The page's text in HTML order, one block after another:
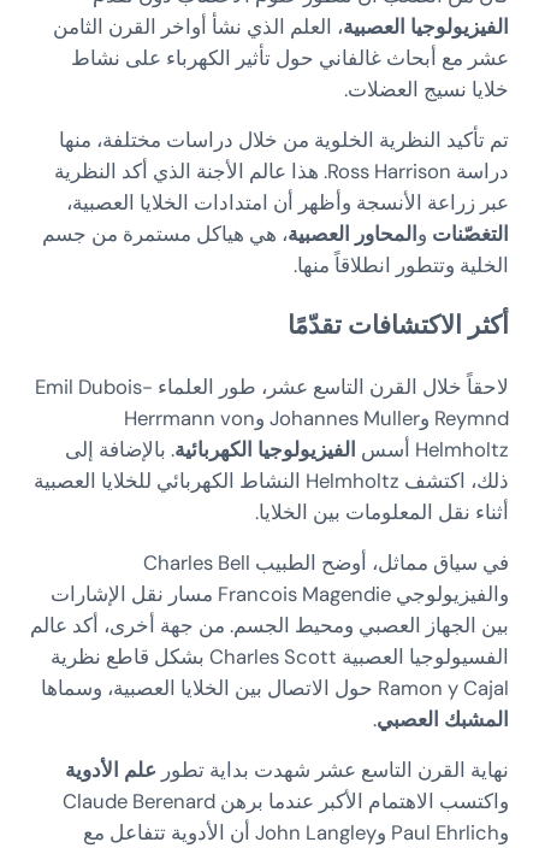
الفيزيولوجيا العصبية، العلم الذي نشأ أواخر القرن الثامن
عشر مع أبحاث غالفاني حول تأثير الكهرباء على نشاط
خلايا نسيج العضلات.
تم تأكيد النظرية الخلوية من خلال دراسات مختلفة، منها
دراسة Ross Harrison. هذا عالم الأجنة الذي أكد النظرية
عبر زراعة الأنسجة وأظهر أن امتدادات الخلايا العصبية،
التغصّنات والمحاور العصبية، هي هياكل مستمرة من جسم
الخلية وتتطور انطلاقاً منها.
أكثر الاكتشافات تقدّمًا
لاحقاً خلال القرن التاسع عشر، طور العلماء Emil Dubois-
Reymnd وJohannes Muller وHerrmann von
Helmholtz أسس
الفيزيولوجيا الكهربائية. بالإضافة إلى
ذلك، اكتشف Helmholtz النشاط الكهربائي للخلايا العصبية
أثناء نقل المعلومات بين الخلايا.
في سياق مماثل، أوضح الطبيب Charles Bell
والفيزيولوجي Francois Magendie مسار نقل الإشارات
بين الجهاز العصبي ومحيط الجسم. من جهة أخرى، أكد عالم
الفسيولوجيا العصبية Charles Scott بشكل قاطع نظرية
Ramon y Cajal حول الاتصال بين الخلايا العصبية، وسماها
المشبك العصبي.
نهاية القرن التاسع عشر شهدت بداية تطور علم الأدوية
واكتسب الاهتمام الأكبر عندما برهن Claude Berenard
وPaul Ehrlich وJohn Langley أن الأدوية تتفاعل مع